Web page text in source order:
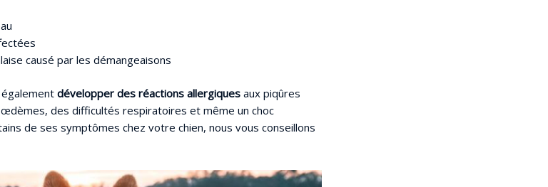
causé par les démangeaisons
développer des réactions allergiques aux piqûres
des difficultés respiratoires et même un choc
de ses symptômes chez votre chien, nous vous conseillons